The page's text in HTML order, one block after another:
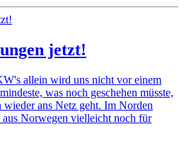
jetzt!
allein wird uns nicht vor einem
was noch geschehen müsste,
wieder ans Netz geht. Im Norden
Norwegen vielleicht noch für